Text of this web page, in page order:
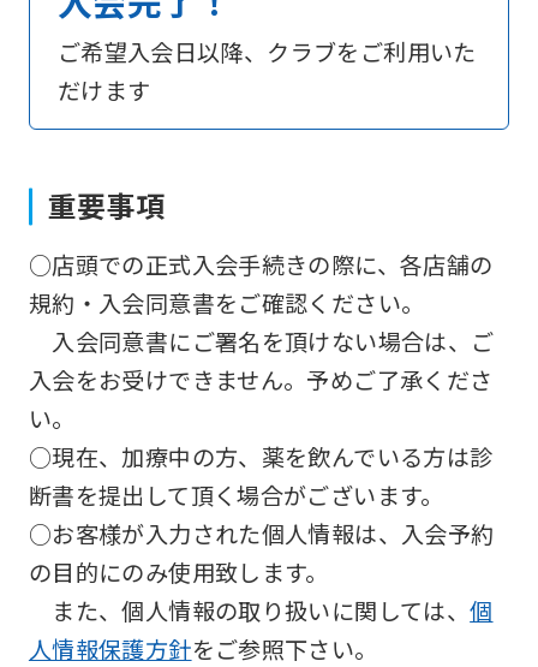
ご希望入会日以降、クラブをご利用いた
だけます
重要事項
○店頭での正式入会手続きの際に、各店舗の
規約・入会同意書をご確認ください。
入会同意書にご署名を頂けない場合は、ご
入会をお受けできません。予めご了承くださ
い。
○現在、加療中の方、薬を飲んでいる方は診
断書を提出して頂く場合がございます。
○お客様が入力された個人情報は、入会予約
の目的にのみ使用致します。
また、個人情報の取り扱いに関しては、個
人情報保護方針をご参照下さい。
if
translation
service,
the
Japanese
of
this
website
will
be
translated